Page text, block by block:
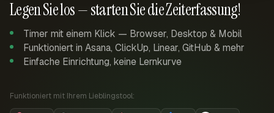
Legen Sie los — starten Sie die Zeiterfassung!
Timer mit einem Klick — Browser, Desktop & Mobil
Funktioniert in Asana, ClickUp, Linear, GitHub & mehr
Einfache Einrichtung, keine Lernkurve
Funktioniert mit Ihrem Lieblingstool: